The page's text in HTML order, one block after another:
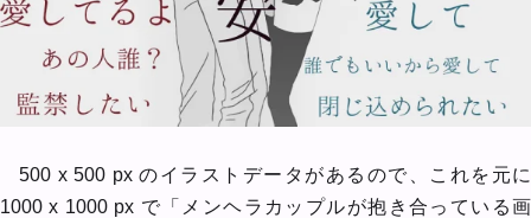
500 x 500 px のイラストデータがあるので、これを元に
1000 x 1000 px で「メンヘラカップルが抱き合っている画